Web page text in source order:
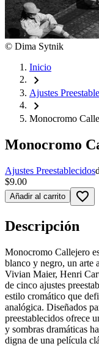
© Dima Sytnik
Inicio
chevron_right
Ajustes
chevron_right
Monocromo
Monocromo
Ajustes Preestablecidos
$9.00
Añadir al carrito favorite_border
Descripción
Monocromo Callejero
blanco y negro, un arte
Vivian Maier, Henri
de cinco ajustes
estilo cromático que
analógica. Diseñados
preestablecidos ofrece
y sombras dramáticas
digna de una película